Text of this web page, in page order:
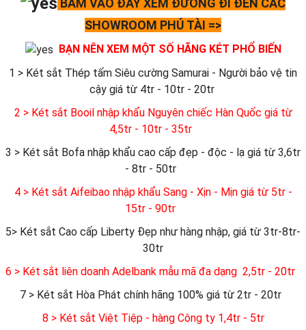
BẤM VÀO ĐÂY XEM ĐƯỜNG ĐI ĐẾN CÁC
SHOWROOM PHÚ TÀI =>
BẠN NÊN XEM MỘT SỐ HÃNG KÉT PHỔ BIẾN
1 > Két sắt Thép tấm Siêu cường Samurai - Người bảo vệ tin
cậy giá từ 4tr - 10tr - 20tr
2 > Két sắt Booil nhập khẩu Nguyên chiếc Hàn Quốc giá từ
4,5tr - 10tr - 35tr
3 > Két sắt Bofa nhập khẩu cao cấp đẹp - độc - lạ giá từ 3,6tr
- 8tr - 50tr
4 > Két sắt Aifeibao nhập khẩu Sang - Xịn - Mịn giá từ 5tr -
15tr - 90tr
5> Két sắt Cao cấp Liberty Đẹp như hàng nhập, giá từ 3tr-8tr-
30tr
6 > Két sắt liên doanh Adelbank mẫu mã đa dạng 2,5tr - 20tr
7 > Két sắt Hòa Phát chính hãng 100% giá từ 2tr - 20tr
8 > Két sắt Việt Tiệp - hàng Công ty 1,4tr - 5tr